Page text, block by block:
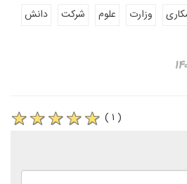
وزارت علوم شرکت دانش
( ۱ )